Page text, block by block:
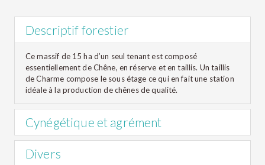
Descriptif forestier
Ce massif de 15 ha d’un seul tenant est composé
essentiellement de Chêne, en réserve et en taillis. Un taillis
de Charme compose le sous étage ce qui en fait une station
idéale à la production de chênes de qualité.
Cynégétique et agrément
La propriété possède un bord de rivière sur sa limite Sud, lui
conférant un atout non négligeable au niveau agrément.
Divers